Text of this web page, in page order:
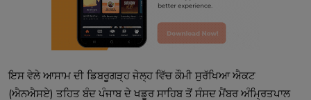
ਇਸ ਵੇਲੇ ਆਸਾਮ ਦੀ ਡਿਬਰੂਗੜ੍ਹ ਜੇਲ੍ਹ ਵਿੱਚ ਕੌਮੀ ਸੁਰੱਖਿਆ ਐਕਟ
(ਐਨਐਸਏ) ਤਹਿਤ ਬੰਦ ਪੰਜਾਬ ਦੇ ਖਡੂਰ ਸਾਹਿਬ ਤੋਂ ਸੰਸਦ ਮੈਂਬਰ ਅੰਮ੍ਰਿਤਪਾਲ